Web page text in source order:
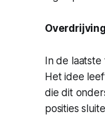
In de
Het idee
die dit
posities